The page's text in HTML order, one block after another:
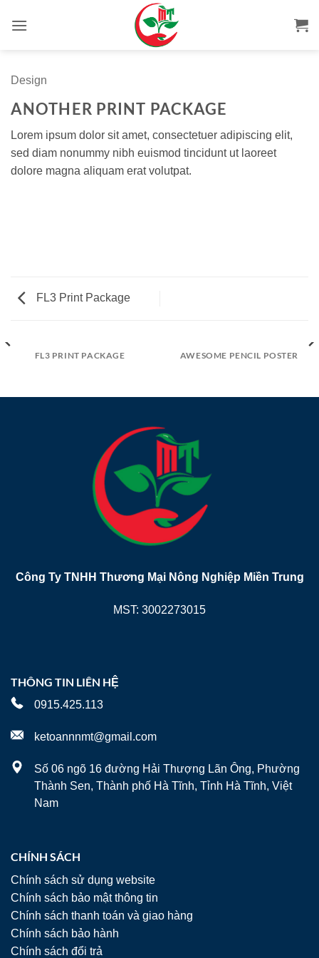
qua
Design
ANOTHER PRINT PACKAGE
Lorem ipsum dolor sit amet, consectetuer adipiscing elit,
sed diam nonummy nibh euismod tincidunt ut laoreet
dolore magna aliquam erat volutpat.
FL3 Print Package
FL3 PRINT PACKAGE AWESOME PENCIL POSTER
Công Ty TNHH Thương Mại Nông Nghiệp Miền Trung
MST: 3002273015
THÔNG TIN LIÊN HỆ
0915.425.113
ketoannnmt@gmail.com
Số 06 ngõ 16 đường Hải Thượng Lãn Ông, Phường
Thành Sen, Thành phố Hà Tĩnh, Tỉnh Hà Tĩnh, Việt
Nam
CHÍNH SÁCH
Chính sách sử dụng website
Chính sách bảo mật thông tin
Chính sách thanh toán và giao hàng
Chính sách bảo hành
Chính sách đổi trả